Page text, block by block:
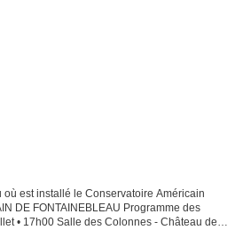
est installé le Conservatoire Américain
DE FONTAINEBLEAU Programme des
• 17h00 Salle des Colonnes - Château de